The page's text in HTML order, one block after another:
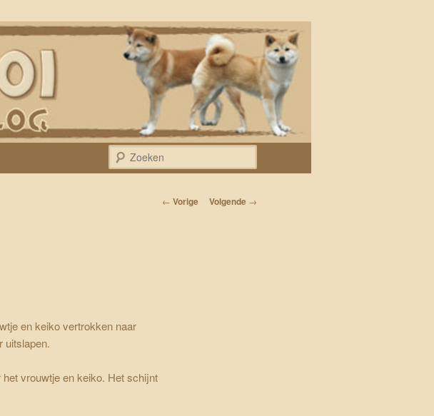
Bericht navigatie
← Vorige Volgende →
en keiko vertrokken naar
uitslapen.
vrouwtje en keiko. Het schijnt